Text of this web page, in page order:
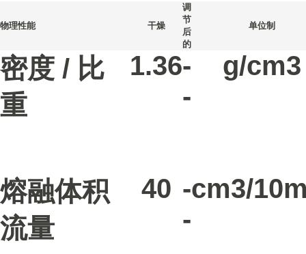
物理性能 干燥
调
节
后
的
单位制
密度 / 比
重
1.36-
-
g/cm3
熔融体积
流量
40 -
-
cm3/